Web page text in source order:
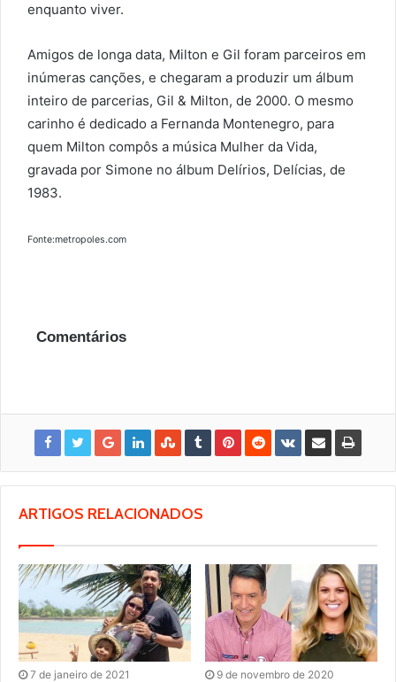
enquanto viver.
Amigos de longa data, Milton e Gil foram parceiros em
inúmeras canções, e chegaram a produzir um álbum
inteiro de parcerias, Gil & Milton, de 2000. O mesmo
carinho é dedicado a Fernanda Montenegro, para
quem Milton compôs a música Mulher da Vida,
gravada por Simone no álbum Delírios, Delícias, de
1983.
Fonte:metropoles.com
Comentários
ARTIGOS RELACIONADOS
7 de janeiro de 2021 9 de novembro de 2020